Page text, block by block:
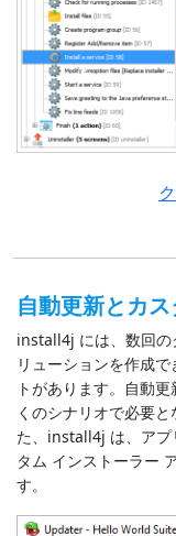
自動更新とカ
install4j には、数回の
リューションを作成
トがあります。自動
くのシナリオで必要
た、install4j は、アプ
タム インストーラー
す。